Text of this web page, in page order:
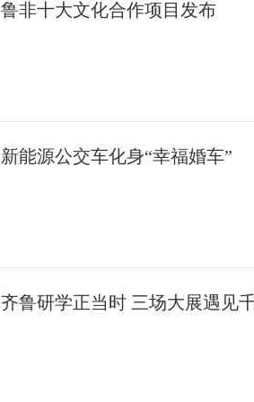
鲁非十大文化合作项目发布
新能源公交车化身“幸福婚车”
齐鲁研学正当时 三场大展遇见